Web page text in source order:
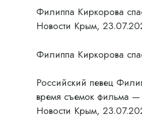
Филиппа Киркорова
Новости Крым,
Филиппа Киркорова
Российский певец
время съемок фильма
Новости Крым,